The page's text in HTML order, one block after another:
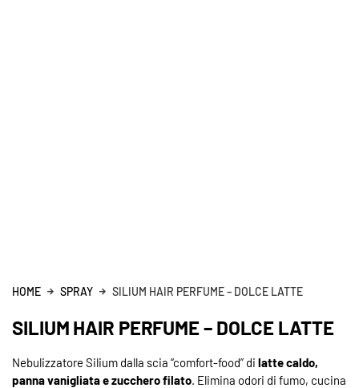
HOME SPRAY SILIUM HAIR PERFUME – DOLCE LATTE
SILIUM HAIR PERFUME – DOLCE LATTE
Nebulizzatore Silium dalla scia “comfort-food” di latte caldo,
panna vanigliata e zucchero filato. Elimina odori di fumo, cucina